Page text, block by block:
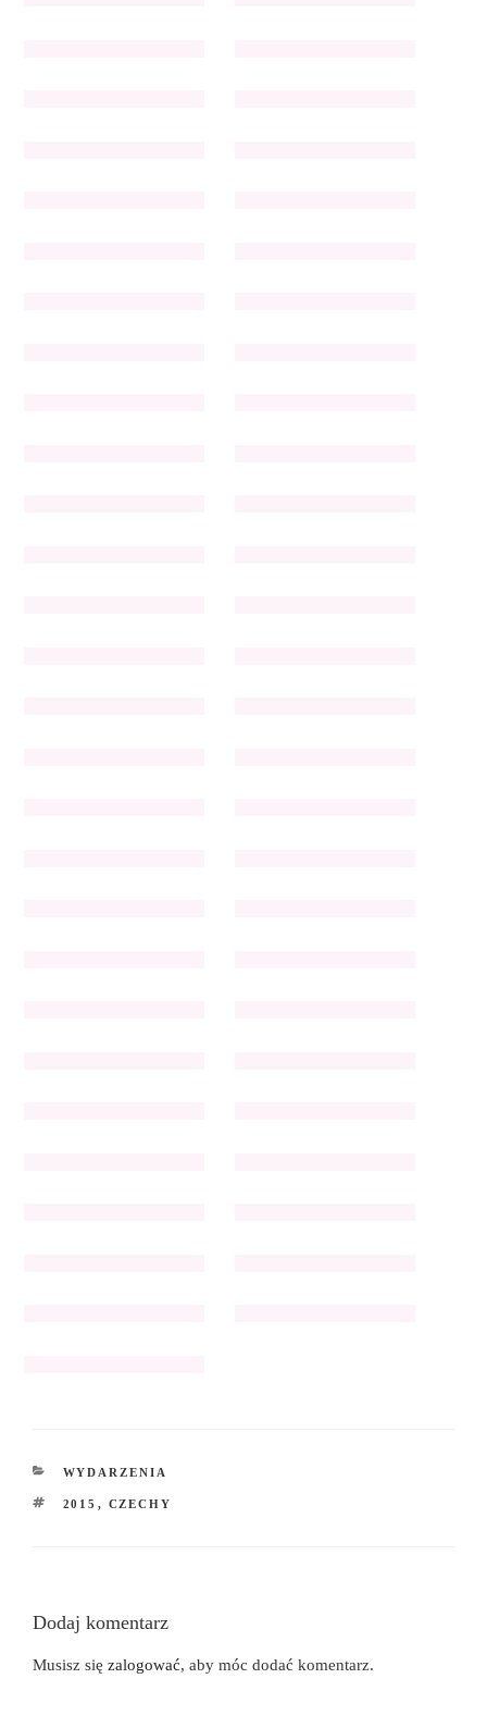
KATEGORIE
WYDARZENIA
TAGI
2015 , CZECHY
Dodaj komentarz
Musisz się zalogować, aby móc dodać komentarz.